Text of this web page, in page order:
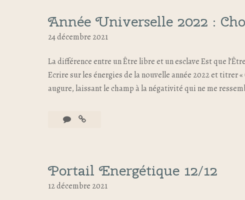
Année Universelle 2022 :
24 décembre 2021
La différence entre un Être libre et un esclave Est que
Ecrire sur les énergies de la nouvelle année 2022 et titrer
augure, laissant le champ à la négativité qui ne me
Portail Energétique 12/12
12 décembre 2021